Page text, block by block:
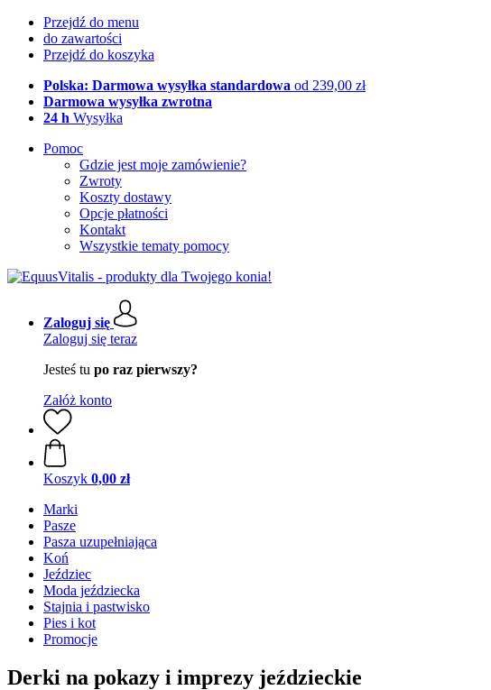
Przejdź do menu
do zawartości
Przejdź do koszyka
Polska: Darmowa wysyłka standardowa od 239,00 zł
Darmowa wysyłka zwrotna
24 h Wysyłka
Pomoc
Gdzie jest moje zamówienie?
Zwroty
Koszty dostawy
Opcje płatności
Kontakt
Wszystkie tematy pomocy
Zaloguj się
Zaloguj się teraz
Jesteś tu po raz pierwszy?
Załóż konto
Koszyk 0,00 zł
Marki
Pasze
Pasza uzupełniająca
Koń
Jeździec
Moda jeździecka
Stajnia i pastwisko
Pies i kot
Promocje
Derki na pokazy i imprezy jeździeckie